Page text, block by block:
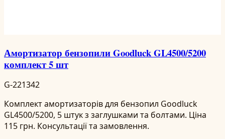
Амортизатор бензопили Goodluck GL4500/5200
комплект 5 шт
G-221342
Комплект амортизаторів для бензопил Goodluck
GL4500/5200, 5 штук з заглушками та болтами. Ціна
115 грн. Консультації та замовлення.